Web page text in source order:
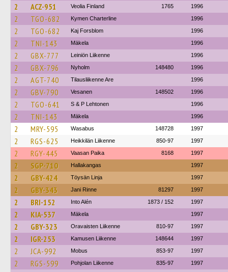
2 ACZ-951 Veolia Finland 1765 1996
2 TGO-682 Kymen Charterline 1996
2 TGO-682 Kaj Forsblom 1996
2 TNI-143 Mäkela 1996
2 GBX-777 Leiniön Liikenne 1996
2 GBX-796 Nyholm 148480 1996
2 AGT-740 Tilausliikenne Are 1996
2 GBV-790 Vesanen 148502 1996
2 TGO-641 S & P Lehtonen 1996
2 TNI-143 Mäkela 1996
2 MRY-595 Wasabus 148728 1997
2 RGS-625 Heikkilän Liikenne 850-97 1997
2 RGY-445 Vaasan Paika 8168 1997
2 SGP-710 Hallakangas 1997
2 GBY-424 Töysän Linja 1997
2 GBY-343 Jani Rinne 81297 1997
2 BRI-152 Into Alén 1873 / 152 1997
2 KIA-537 Mäkela 1997
2 GBY-323 Oravaisten Liikenne 810-97 1997
2 IGR-253 Kamusen Liikenne 148644 1997
2 JCA-992 Mobus 853-97 1997
2 RGS-599 Pohjolan Liikenne 835-97 1997